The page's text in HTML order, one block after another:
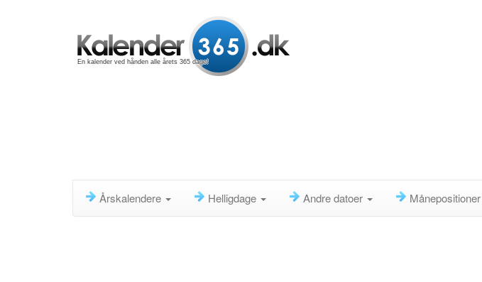
En kalender ved hånden alle årets 365 dage!
Årskalendere Helligdage Andre datoer Månepositioner